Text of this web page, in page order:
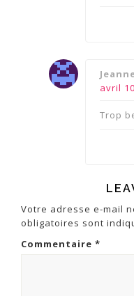
avril
Trop
Votre adresse e-mail
obligatoires sont
Commentaire *